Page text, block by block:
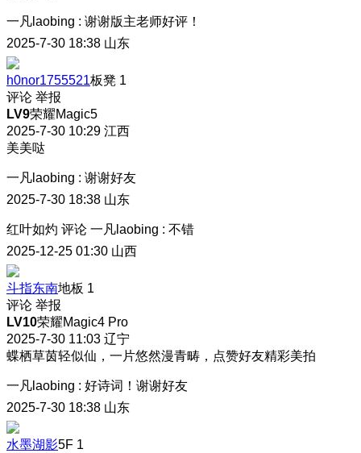
一凡laobing : 谢谢版主老师好评！
2025-7-30 18:38 山东
h0nor1755521板凳 1
评论 举报
LV9荣耀Magic5
2025-7-30 10:29 江西
美美哒
一凡laobing : 谢谢好友
2025-7-30 18:38 山东
红叶如灼 评论 一凡laobing : 不错
2025-12-25 01:30 山西
斗指东南地板 1
评论 举报
LV10荣耀Magic4 Pro
2025-7-30 11:03 辽宁
蝶栖草茵轻似仙，一片悠然漫青畴，点赞好友精彩美拍
一凡laobing : 好诗词！谢谢好友
2025-7-30 18:38 山东
水墨湖影5F 1